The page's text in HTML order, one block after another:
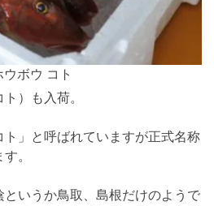
ウボウ コト
）も入荷。
ト」と呼ばれていますが正式名称
。
というか鳥取、島根だけのようで